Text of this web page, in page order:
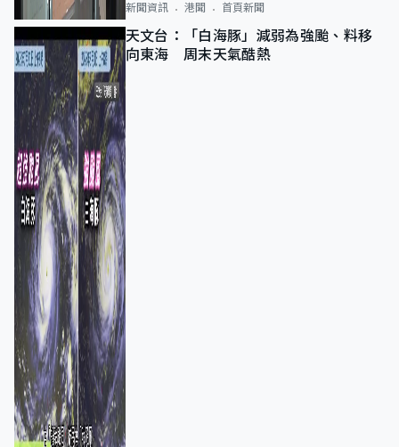
新聞資訊 港聞 首頁新聞
天文台：「白海豚」減弱為強颱、料移
向東海 周末天氣酷熱